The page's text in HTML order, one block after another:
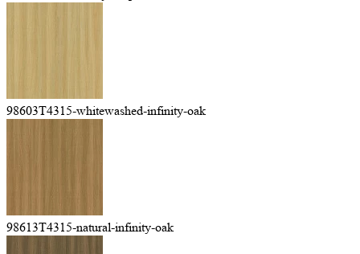
98603T4315-whitewashed-infinity-oak
98613T4315-natural-infinity-oak